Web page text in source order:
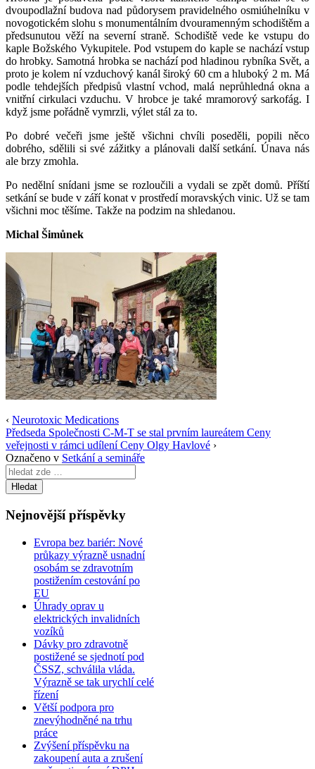
dvoupodlažní budova nad půdorysem pravidelného osmiúhelníku v
novogotickém slohu s monumentálním dvouramenným schodištěm a
předsunutou věží na severní straně. Schodiště vede ke vstupu do
kaple Božského Vykupitele. Pod vstupem do kaple se nachází vstup
do hrobky. Samotná hrobka se nachází pod hladinou rybníka Svět, a
proto je kolem ní vzduchový kanál široký 60 cm a hluboký 2 m. Má
podle tehdejších předpisů vlastní vchod, malá neprůhledná okna a
vnitřní cirkulaci vzduchu. V hrobce je také mramorový sarkofág. I
když jsme pořádně vymrzli, výlet stál za to.
Po dobré večeři jsme ještě všichni chvíli poseděli, popili něco
dobrého, sdělili si své zážitky a plánovali další setkání. Únava nás
ale brzy zmohla.
Po nedělní snídani jsme se rozloučili a vydali se zpět domů. Příští
setkání se bude v září konat v prostředí moravských vinic. Už se tam
všichni moc těšíme. Takže na podzim na shledanou.
Michal Šimůnek
‹ Neurotoxic Medications
Předseda Společnosti C-M-T se stal prvním laureátem Ceny
veřejnosti v rámci udílení Ceny Olgy Havlové ›
Označeno v Setkání a semináře
Search
for:
Nejnovější příspěvky
Evropa bez bariér: Nové
průkazy výrazně usnadní
osobám se zdravotním
postižením cestování po
EU
Úhrady oprav u
elektrických invalidních
vozíků
Dávky pro zdravotně
postižené se sjednotí pod
ČSSZ, schválila vláda.
Výrazně se tak urychlí celé
řízení
Větší podpora pro
znevýhodněné na trhu
práce
Zvýšení příspěvku na
zakoupení auta a zrušení